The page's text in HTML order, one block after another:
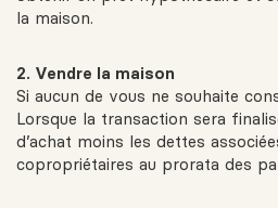
la maison.
2. Vendre la maison
Si aucun de vous ne souhaite
Lorsque la transaction sera
d’achat moins les dettes
copropriétaires au prorata des